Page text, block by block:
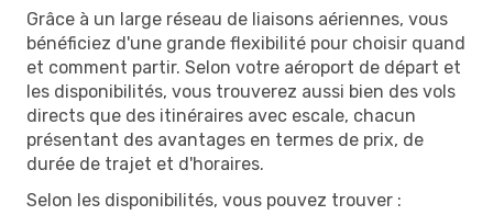
Grâce à un large réseau de liaisons aériennes, vous
bénéficiez d'une grande flexibilité pour choisir quand
et comment partir. Selon votre aéroport de départ et
les disponibilités, vous trouverez aussi bien des vols
directs que des itinéraires avec escale, chacun
présentant des avantages en termes de prix, de
durée de trajet et d'horaires.
Selon les disponibilités, vous pouvez trouver :